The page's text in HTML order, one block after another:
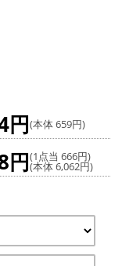
円(本体 659円)
円(1点当 666円)
(本体 6,062円)